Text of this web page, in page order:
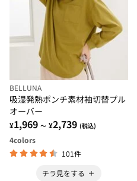
BELLUNA
吸湿発熱ポンチ素材袖切替プル
オーバー
¥1,969 ～ ¥2,739 (税込)
4colors
101件
チラ見をする